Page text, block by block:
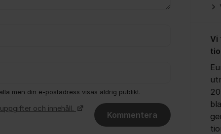
men din e-postadress visas aldrig publikt.
och innehåll.
Kommentera
Vi